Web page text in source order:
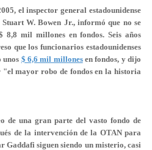
el inspector general estadounidense
W. Bowen Jr., informó que no se
8,8 mil millones en fondos. Seis años
que los funcionarios estadounidenses
unos $ 6,6 mil millonesen fondos, y dijo
"el mayor robo de fondos en la historia
de una gran parte del vasto fondo de
de la intervención de la OTAN para
siguen siendo un misterio, casi